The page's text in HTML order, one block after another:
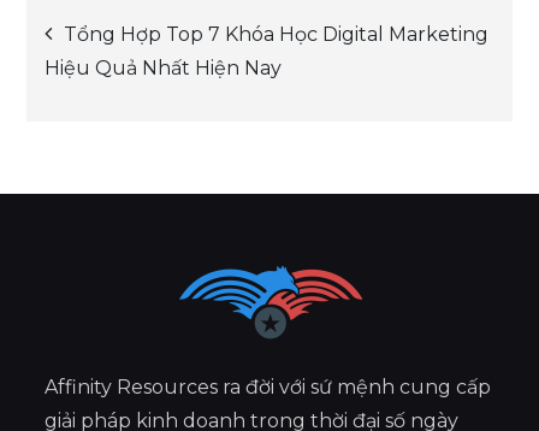
Post
Tổng Hợp Top 7 Khóa Học Digital Marketing
Hiệu Quả Nhất Hiện Nay
Affinity Resources ra đời với sứ mệnh cung cấp
giải pháp kinh doanh trong thời đại số ngày